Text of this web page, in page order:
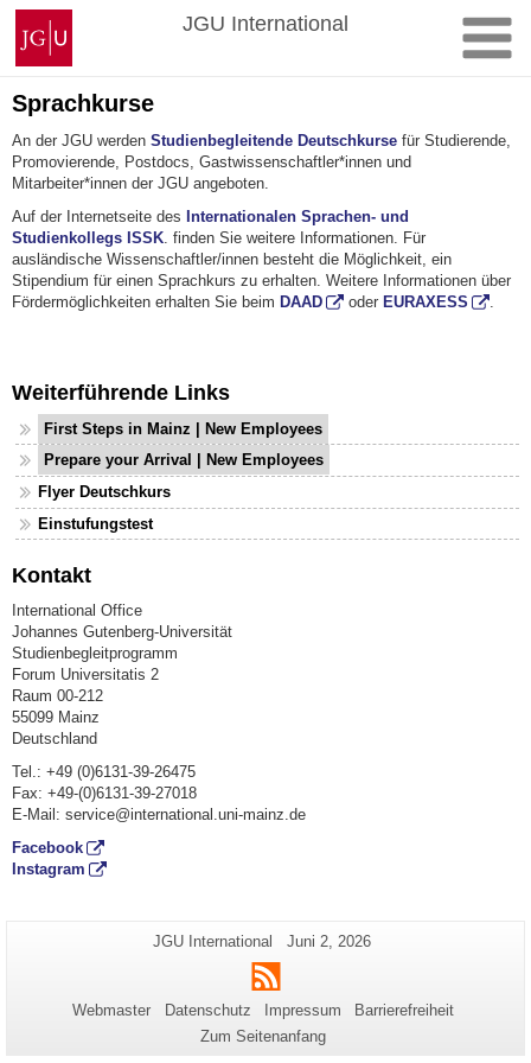
Zum
Inhalt
springen
Johannes
Gutenberg-
Universität
Mainz
JGU International
Sprachkurse
An der JGU werden Studienbegleitende Deutschkurse für Studierende,
Promovierende, Postdocs, Gastwissenschaftler*innen und
Mitarbeiter*innen der JGU angeboten.
Auf der Internetseite des Internationalen Sprachen- und
Studienkollegs ISSK . finden Sie weitere Informationen. Für
ausländische Wissenschaftler/innen besteht die Möglichkeit, ein
Stipendium für einen Sprachkurs zu erhalten. Weitere Informationen über
Fördermöglichkeiten erhalten Sie beim DAAD oder EURAXESS .
Weiterführende Links
First Steps in Mainz | New Employees
Prepare your Arrival | New Employees
Flyer Deutschkurs
Einstufungstest
Kontakt
International Office
Johannes Gutenberg-Universität
Studienbegleitprogramm
Forum Universitatis 2
Raum 00-212
55099 Mainz
Deutschland
Tel.: +49 (0)6131-39-26475
Fax: +49-(0)6131-39-27018
E-Mail: service@international.uni-mainz.de
Facebook
Instagram
Zusätzliche
Informationen
zu
dieser
Seite
Seiten-
JGU International
Letzte
Juni 2, 2026
RSS
Webmaster Datenschutz Impressum
Barrierefreiheit
Zum Seitenanfang